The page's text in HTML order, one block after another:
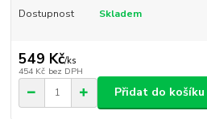
Dostupnost Skladem
549 Kč/ks
454 Kč bez DPH
Přidat do košíku